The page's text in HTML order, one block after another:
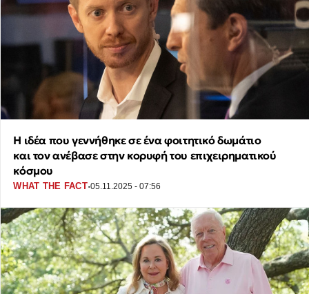
Η ιδέα που γεννήθηκε σε ένα φοιτητικό δωμάτιο
και τον ανέβασε στην κορυφή του επιχειρηματικού
κόσμου
WHAT THE FACT·05.11.2025 - 07:56